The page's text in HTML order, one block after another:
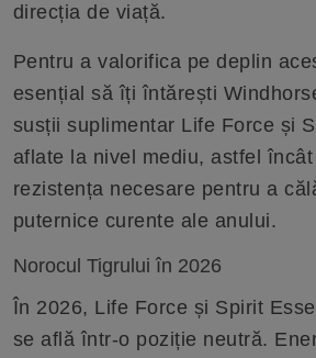
direcția de viață.
Pentru a valorifica pe deplin
esențial să îți întărești
susții suplimentar Life Force și
aflate la nivel mediu, astfel
rezistența necesare pentru a
puternice curente ale anului.
Norocul Tigrului în 2026
În 2026, Life Force și Spirit
se află într-o poziție neutră.